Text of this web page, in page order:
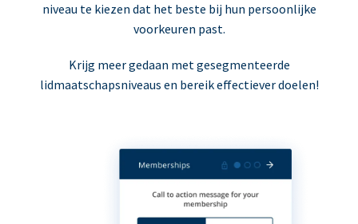
niveau te kiezen dat het beste bij hun persoonlijke
voorkeuren past.
Krijg meer gedaan met gesegmenteerde
lidmaatschapsniveaus en bereik effectiever doelen!